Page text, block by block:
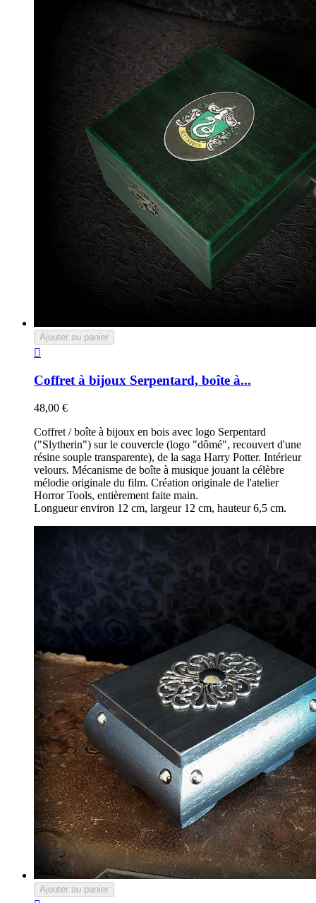
Ajouter au panier

Coffret à bijoux Serpentard, boîte à...
48,00 €
Coffret / boîte à bijoux en bois avec logo Serpentard
("Slytherin") sur le couvercle (logo "dômé", recouvert d'une
résine souple transparente), de la saga Harry Potter. Intérieur
velours. Mécanisme de boîte à musique jouant la célèbre
mélodie originale du film. Création originale de l'atelier
Horror Tools, entièrement faite main.
Longueur environ 12 cm, largeur 12 cm, hauteur 6,5 cm.
Ajouter au panier